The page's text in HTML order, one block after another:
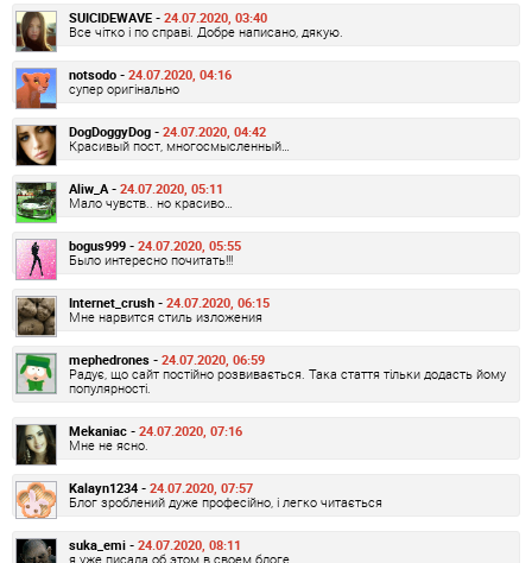
SUICIDEWAVE - 24.07.2020, 03:40
Все чітко і по справі. Добре написано, дякую.
notsodo - 24.07.2020, 04:16
супер оригінально
DogDoggyDog - 24.07.2020, 04:42
Красивый пост, многосмысленный…
Aliw_A - 24.07.2020, 05:11
Мало чувств.. но красиво…
bogus999 - 24.07.2020, 05:55
Было интересно почитать!!!
Internet_crush - 24.07.2020, 06:15
Мне нарвится стиль изложения
mephedrones - 24.07.2020, 06:59
Радує, що сайт постійно розвивається. Така стаття тільки додасть йому
популярності.
Mekaniac - 24.07.2020, 07:16
Мне не ясно.
Kalayn1234 - 24.07.2020, 07:57
Блог зроблений дуже професійно, і легко читається
suka_emi - 24.07.2020, 08:11
я уже писала об этом в своем блоге